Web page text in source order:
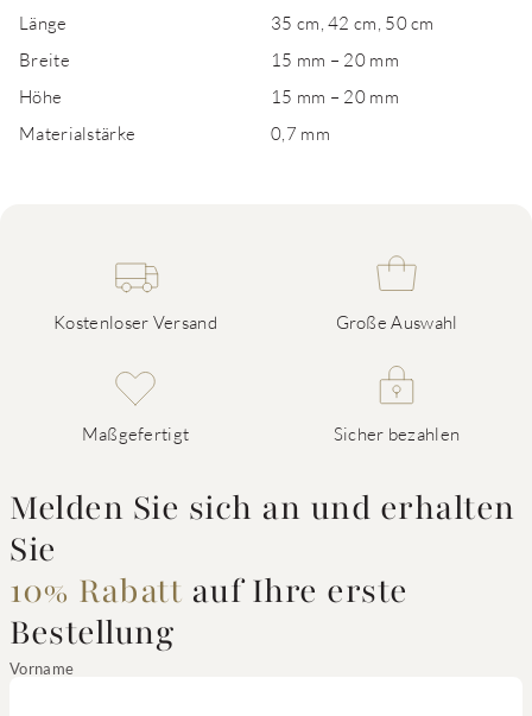
Länge
35 cm, 42 cm, 50 cm
Breite
15 mm – 20 mm
Höhe
15 mm – 20 mm
Materialstärke
0,7 mm
Kostenloser Versand Große Auswahl
Maßgefertigt Sicher bezahlen
Melden Sie sich an und erhalten
Sie
10% Rabatt auf Ihre erste
Bestellung
Vorname